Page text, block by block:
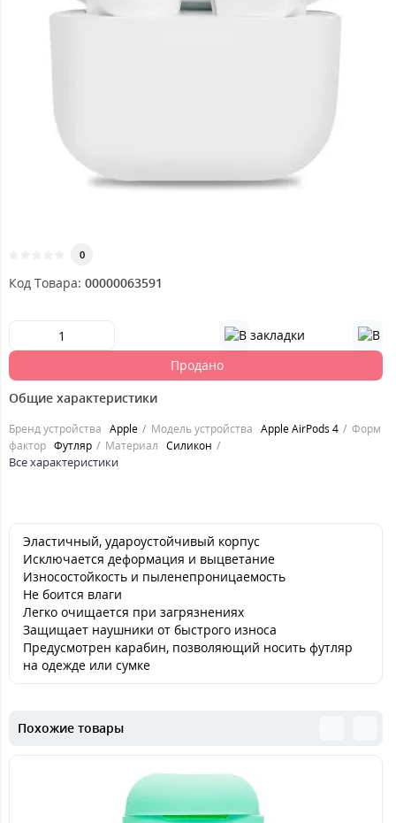
0
Код Товара: 00000063591
Продано
Общие характеристики
Бренд устройства Apple Модель устройства Apple AirPods 4
Форм
фактор Футляр Материал Силикон
Все характеристики
Эластичный, удароустойчивый корпус
Исключается деформация и выцветание
Износостойкость и пыленепроницаемость
Не боится влаги
Легко очищается при загрязнениях
Защищает наушники от быстрого износа
Предусмотрен карабин, позволяющий носить футляр
на одежде или сумке
Похожие товары